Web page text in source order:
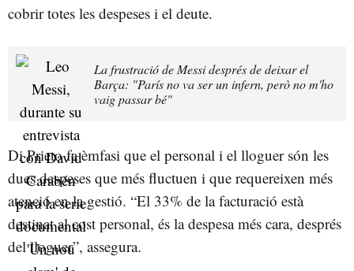
cobrir totes les despeses i el deute.
La frustració de Messi després de deixar el
Barça: "París no va ser un infern, però no m'ho
vaig passar bé"
Di Prieto fa èmfasi que el personal i el lloguer són les
dues despeses que més fluctuen i que requereixen més
atenció en la gestió. “El 33% de la facturació està
destinat al cost personal, és la despesa més cara, després
del lloguer”, assegura.